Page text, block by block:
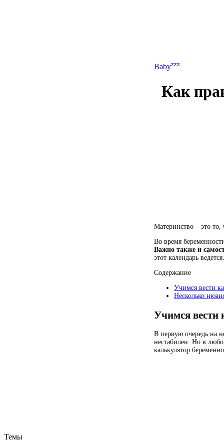
Темы
Babyzzz
Как
Материнство – это
Во время
Важно также и
этот календарь ведется.
Содержание
Учимся вести
Несколько
Учимся вести
В первую очередь на
нестабилен. Но в
калькулятор